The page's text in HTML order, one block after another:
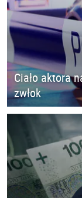
Ciało aktora
zwłok